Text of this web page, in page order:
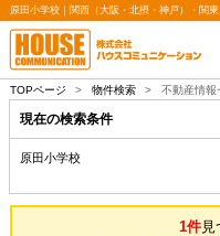
TOPページ > 物件検索 > 不動産情報
現在の検索条件
原田小学校
1件見